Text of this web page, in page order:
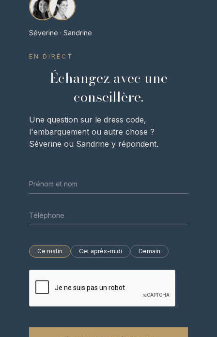
Séverine · Sandrine
EN DIRECT
Échangez avec une
conseillère.
Une question sur le dress code,
l'embarquement ou autre chose ?
Séverine ou Sandrine y répondent.
Ce matin Cet après-midi Demain